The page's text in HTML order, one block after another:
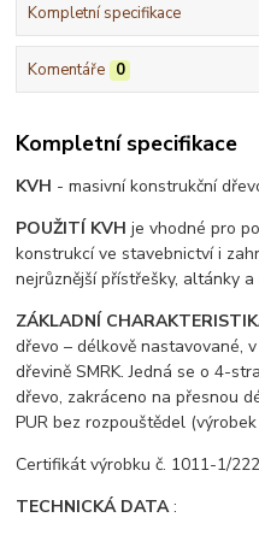
Kompletní specifikace
Komentáře 0
Kompletní specifikace
KVH - masivní konstrukční
POUŽITÍ KVH je vhodné pro
konstrukcí ve stavebnictví i
nejrůznější přístřešky, altánky
ZÁKLADNÍ
dřevo – délkově nastavované,
dřevině SMRK. Jedná se o 4-
dřevo, zakráceno na přesnou
PUR bez rozpouštědel
Certifikát výrobku č. 1011-1/
TECHNICKÁ DATA: